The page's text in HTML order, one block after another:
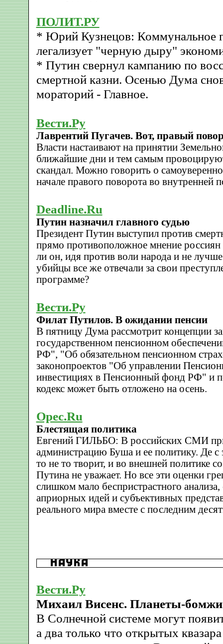
ПОЛИТ.РУ
* Юрий Кузнецов: Коммунальное
легализует "черную дыру"
* Путин свернул кампанию по
смертной казни. Осенью Дума
мораторий - Главное.
Вести.Ру
Лаврентий Пугачев. Вот, правый
Власти настаивают на принятии
ближайшие дни и тем самым
скандал. Можно говорить о
начале правого поворота во внутренней
Deadline.Ru
Путин назначил главного судью
Президент Путин выступил против
прямо противоположное мнение
ли он, идя против воли народа и не
убийцы все же отвечали за свои
программе?
Вести.Ру
Филат Путилов. В ожидании пенсии
В пятницу Дума рассмотрит концепции
государственном пенсионном
РФ", "Об обязательном пенсионном
законопроектов "Об управлении
инвестициях в Пенсионный фонд РФ" и
кодекс может быть отложено на осень.
Opec.Ru
Блестящая политика
Евгений ГИЛЬБО: В российских СМИ
администрацию Буша и ее политику. Де
то не то творит, и во внешней политике
Путина не уважает. Но все эти оценки
слишком мало беспристрастного
априорных идей и субъективных
реального мира вместе с последним
Вести.Ру
Михаил Висенc. Планеты-бомжи
В Солнечной системе могут
а два только что открытых